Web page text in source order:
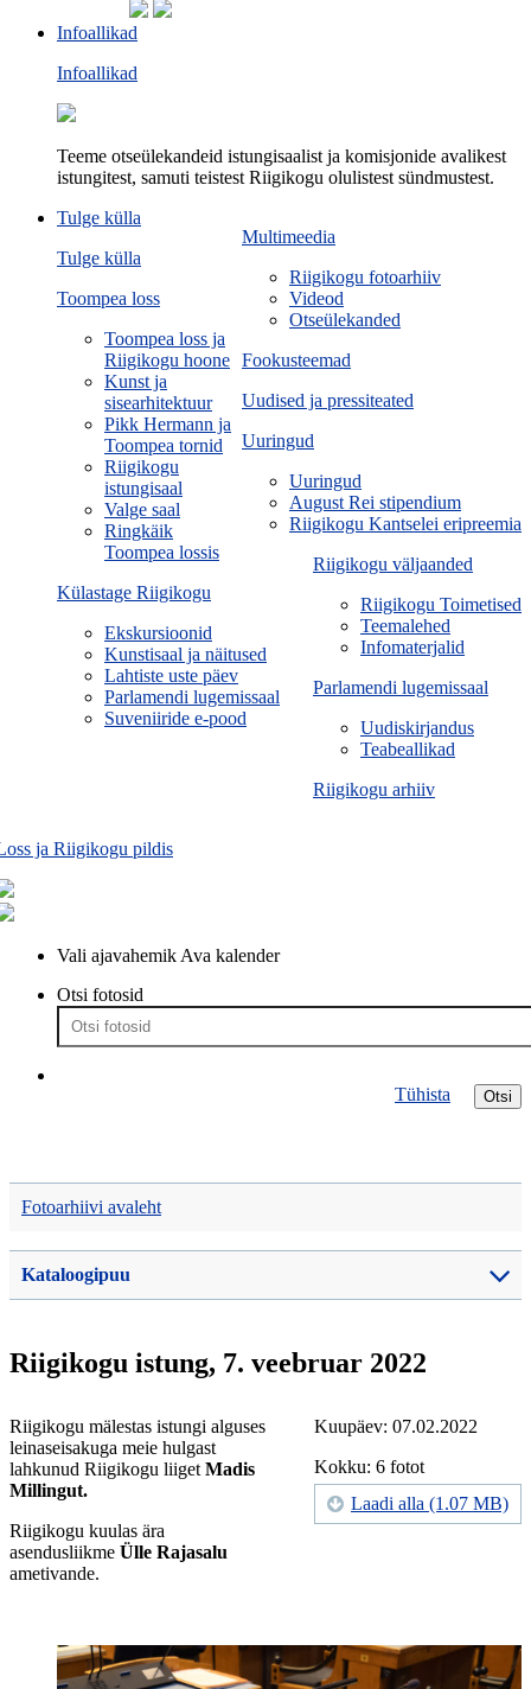
Infoallikad
Infoallikad
Teeme otseülekandeid istungisaalist ja komisjonide avalikest
istungitest, samuti teistest Riigikogu olulistest sündmustest.
Multimeedia
Riigikogu fotoarhiiv
Videod
Otseülekanded
Fookusteemad
Uudised ja pressiteated
Uuringud
Uuringud
August Rei stipendium
Riigikogu Kantselei eripreemia
Riigikogu väljaanded
Riigikogu Toimetised
Teemalehed
Infomaterjalid
Parlamendi lugemissaal
Uudiskirjandus
Teabeallikad
Riigikogu arhiiv
Tulge külla
Tulge külla
Toompea loss
Toompea loss ja
Riigikogu hoone
Kunst ja
sisearhitektuur
Pikk Hermann ja
Toompea tornid
Riigikogu
istungisaal
Valge saal
Ringkäik
Toompea lossis
Külastage Riigikogu
Ekskursioonid
Kunstisaal ja näitused
Lahtiste uste päev
Parlamendi lugemissaal
Suveniiride e-pood
ja Riigikogu pildis
Vali ajavahemik Ava kalender
Otsi fotosid
Otsi
Tühista
Fotoarhiivi avaleht
Kataloogipuu
Riigikogu istung, 7. veebruar 2022
Kuupäev: 07.02.2022
Kokku: 6 fotot
Laadi alla (1.07 MB)
Riigikogu mälestas istungi alguses
leinaseisakuga meie hulgast
lahkunud Riigikogu liiget Madis
Millingut.
Riigikogu kuulas ära
asendusliikme Ülle Rajasalu
ametivande.